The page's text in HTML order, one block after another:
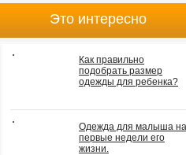
Это интересно
Как правильно
подобрать размер
одежды для ребенка?
Одежда для малыша на
первые недели его
жизни.